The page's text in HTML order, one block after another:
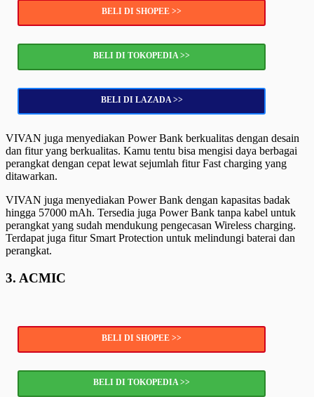
BELI DI SHOPEE >>
BELI DI TOKOPEDIA >>
BELI DI LAZADA >>
VIVAN juga menyediakan Power Bank berkualitas dengan desain
dan fitur yang berkualitas. Kamu tentu bisa mengisi daya berbagai
perangkat dengan cepat lewat sejumlah fitur Fast charging yang
ditawarkan.
VIVAN juga menyediakan Power Bank dengan kapasitas badak
hingga 57000 mAh. Tersedia juga Power Bank tanpa kabel untuk
perangkat yang sudah mendukung pengecasan Wireless charging.
Terdapat juga fitur Smart Protection untuk melindungi baterai dan
perangkat.
3. ACMIC
BELI DI SHOPEE >>
BELI DI TOKOPEDIA >>